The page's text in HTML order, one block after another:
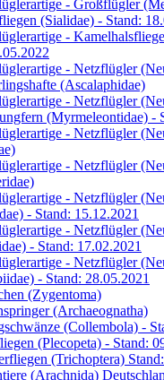
- Großflügler
(Sialidae) - Stand:
-
- Netzflügler
(Ascalaphidae)
- Netzflügler
(Myrmeleontidae) -
- Netzflügler
- Netzflügler
- Netzflügler
- Stand: 15.12.2021
- Netzflügler
- Stand: 17.02.2021
- Netzflügler
- Stand: 28.05.2021
(Zygentoma)
(Archaeognatha)
(Collembola) -
(Plecopeta) - Stand:
(Trichoptera)
(Arachnida)